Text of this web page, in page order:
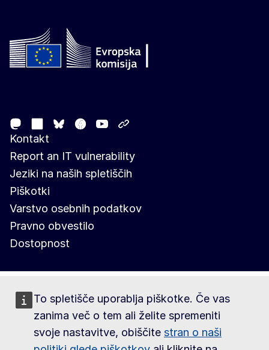
To spletišče uporablja piškotke. Če vas
zanima več o tem ali želite spremeniti
svoje nastavitve, obiščite stran o naši
MastodonLinkedIn
Bluesky
Facebook
Youtube
Kontakt
Report an IT vulnerability
Jeziki na naših spletiščih
Piškotki
Varstvo osebnih podatkov
Pravno obvestilo
Dostopnost